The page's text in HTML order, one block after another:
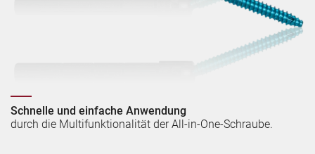
Schnelle und einfache Anwendung
durch die Multifunktionalität der All-in-One-Schraube.